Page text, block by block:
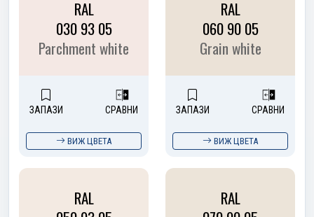
RAL
030 93 05
Parchment white
ЗАПАЗИ СРАВНИ
ВИЖ ЦВЕТА
RAL
060 90 05
Grain white
ЗАПАЗИ СРАВНИ
ВИЖ ЦВЕТА
RAL
RAL